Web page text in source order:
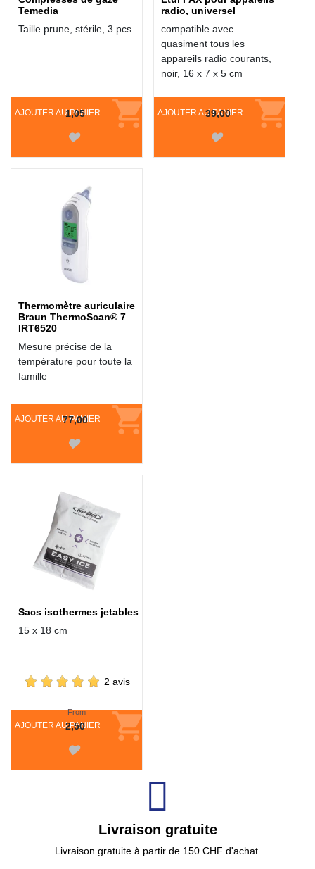
Temedia
Taille prune, stérile, 3 pcs.
AJOUTER AU PANIER
1,05
radio, universel
compatible avec
quasiment tous les
appareils radio courants,
noir, 16 x 7 x 5 cm
AJOUTER AU PANIER
39,00
Thermomètre auriculaire
Braun ThermoScan® 7
IRT6520
Mesure précise de la
température pour toute la
famille
AJOUTER AU PANIER
77,00
Sacs isothermes jetables
15 x 18 cm
AJOUTER AU PANIER
From
2,50
2 avis
Livraison gratuite
Livraison gratuite à partir de 150 CHF d'achat.